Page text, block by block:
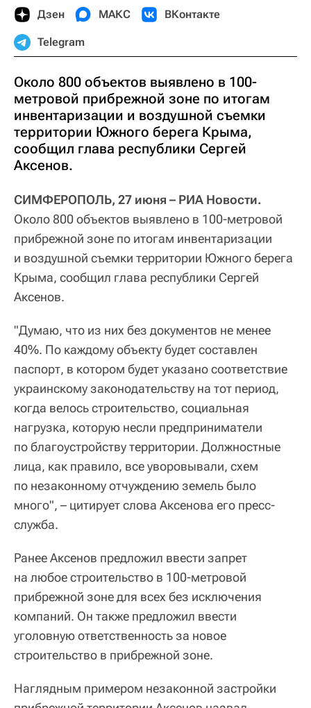
Дзен МАКС ВКонтакте
Telegram
Около 800 объектов выявлено в 100-
метровой прибрежной зоне по итогам
инвентаризации и воздушной съемки
территории Южного берега Крыма,
сообщил глава республики Сергей
Аксенов.
СИМФЕРОПОЛЬ, 27 июня – РИА Новости.
Около 800 объектов выявлено в 100-метровой
прибрежной зоне по итогам инвентаризации
и воздушной съемки территории Южного берега
Крыма, сообщил глава республики Сергей
Аксенов.
"Думаю, что из них без документов не менее
40%. По каждому объекту будет составлен
паспорт, в котором будет указано соответствие
украинскому законодательству на тот период,
когда велось строительство, социальная
нагрузка, которую несли предприниматели
по благоустройству территории. Должностные
лица, как правило, все уворовывали, схем
по незаконному отчуждению земель было
много", – цитирует слова Аксенова его пресс-
служба.
Ранее Аксенов предложил ввести запрет
на любое строительство в 100-метровой
прибрежной зоне для всех без исключения
компаний. Он также предложил ввести
уголовную ответственность за новое
строительство в прибрежной зоне.
Наглядным примером незаконной застройки